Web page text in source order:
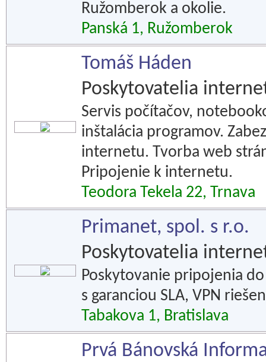
Ružomberok a okolie.
Panská 1, Ružomberok
Tomáš Háden
Poskytovatelia
Servis počítačov,
inštalácia programov.
internetu. Tvorba web
Pripojenie k internetu.
Teodora Tekela 22, Trnava
Primanet, spol. s r.o.
Poskytovatelia
Poskytovanie pripojenia
s garanciou SLA, VPN
Tabakova 1, Bratislava
Prvá Bánovská